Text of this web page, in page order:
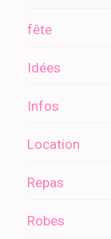
fête
Idées
Infos
Location
Repas
Robes